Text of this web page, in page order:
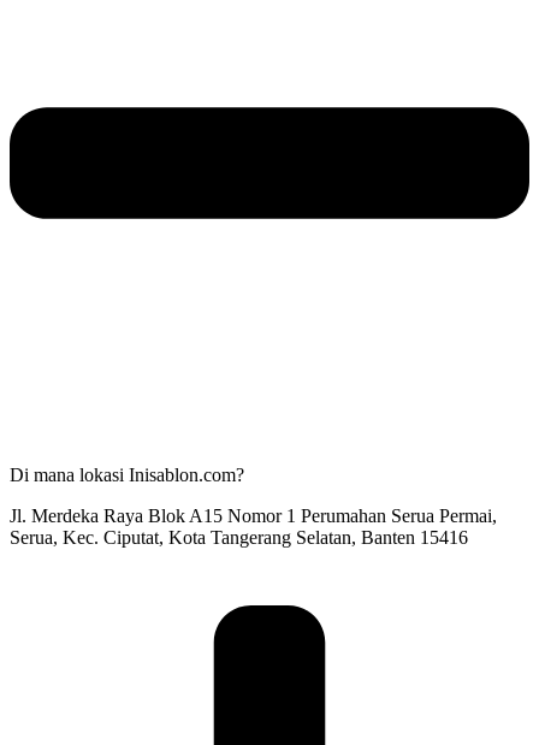
Di mana lokasi Inisablon.com?
Jl. Merdeka Raya Blok A15 Nomor 1 Perumahan Serua Permai,
Serua, Kec. Ciputat, Kota Tangerang Selatan, Banten 15416